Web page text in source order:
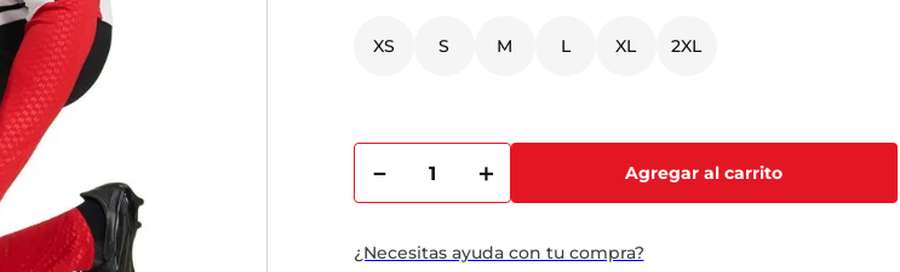
XS S M L XL 2XL
＋
－ Agregar al carrito
¿Necesitas ayuda con tu compra?